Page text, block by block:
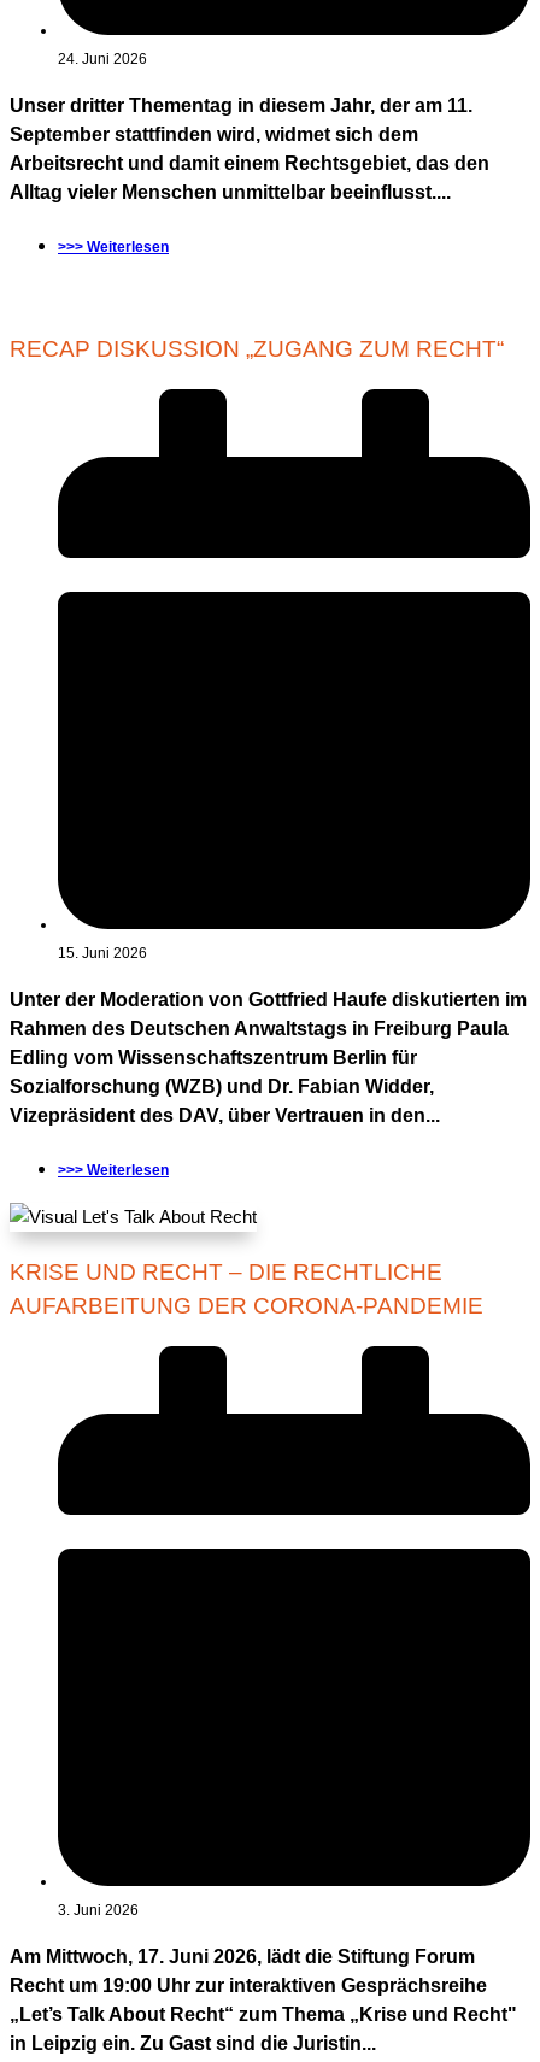
24. Juni 2026
Unser dritter Thementag in diesem Jahr, der am 11.
September stattfinden wird, widmet sich dem
Arbeitsrecht und damit einem Rechtsgebiet, das den
Alltag vieler Menschen unmittelbar beeinflusst....
>>> Weiterlesen
RECAP DISKUSSION „ZUGANG ZUM RECHT“
15. Juni 2026
Unter der Moderation von Gottfried Haufe diskutierten im
Rahmen des Deutschen Anwaltstags in Freiburg Paula
Edling vom Wissenschaftszentrum Berlin für
Sozialforschung (WZB) und Dr. Fabian Widder,
Vizepräsident des DAV, über Vertrauen in den...
>>> Weiterlesen
KRISE UND RECHT – DIE RECHTLICHE
AUFARBEITUNG DER CORONA-PANDEMIE
3. Juni 2026
Am Mittwoch, 17. Juni 2026, lädt die Stiftung Forum
Recht um 19:00 Uhr zur interaktiven Gesprächsreihe
„Let’s Talk About Recht“ zum Thema „Krise und Recht"
in Leipzig ein. Zu Gast sind die Juristin...